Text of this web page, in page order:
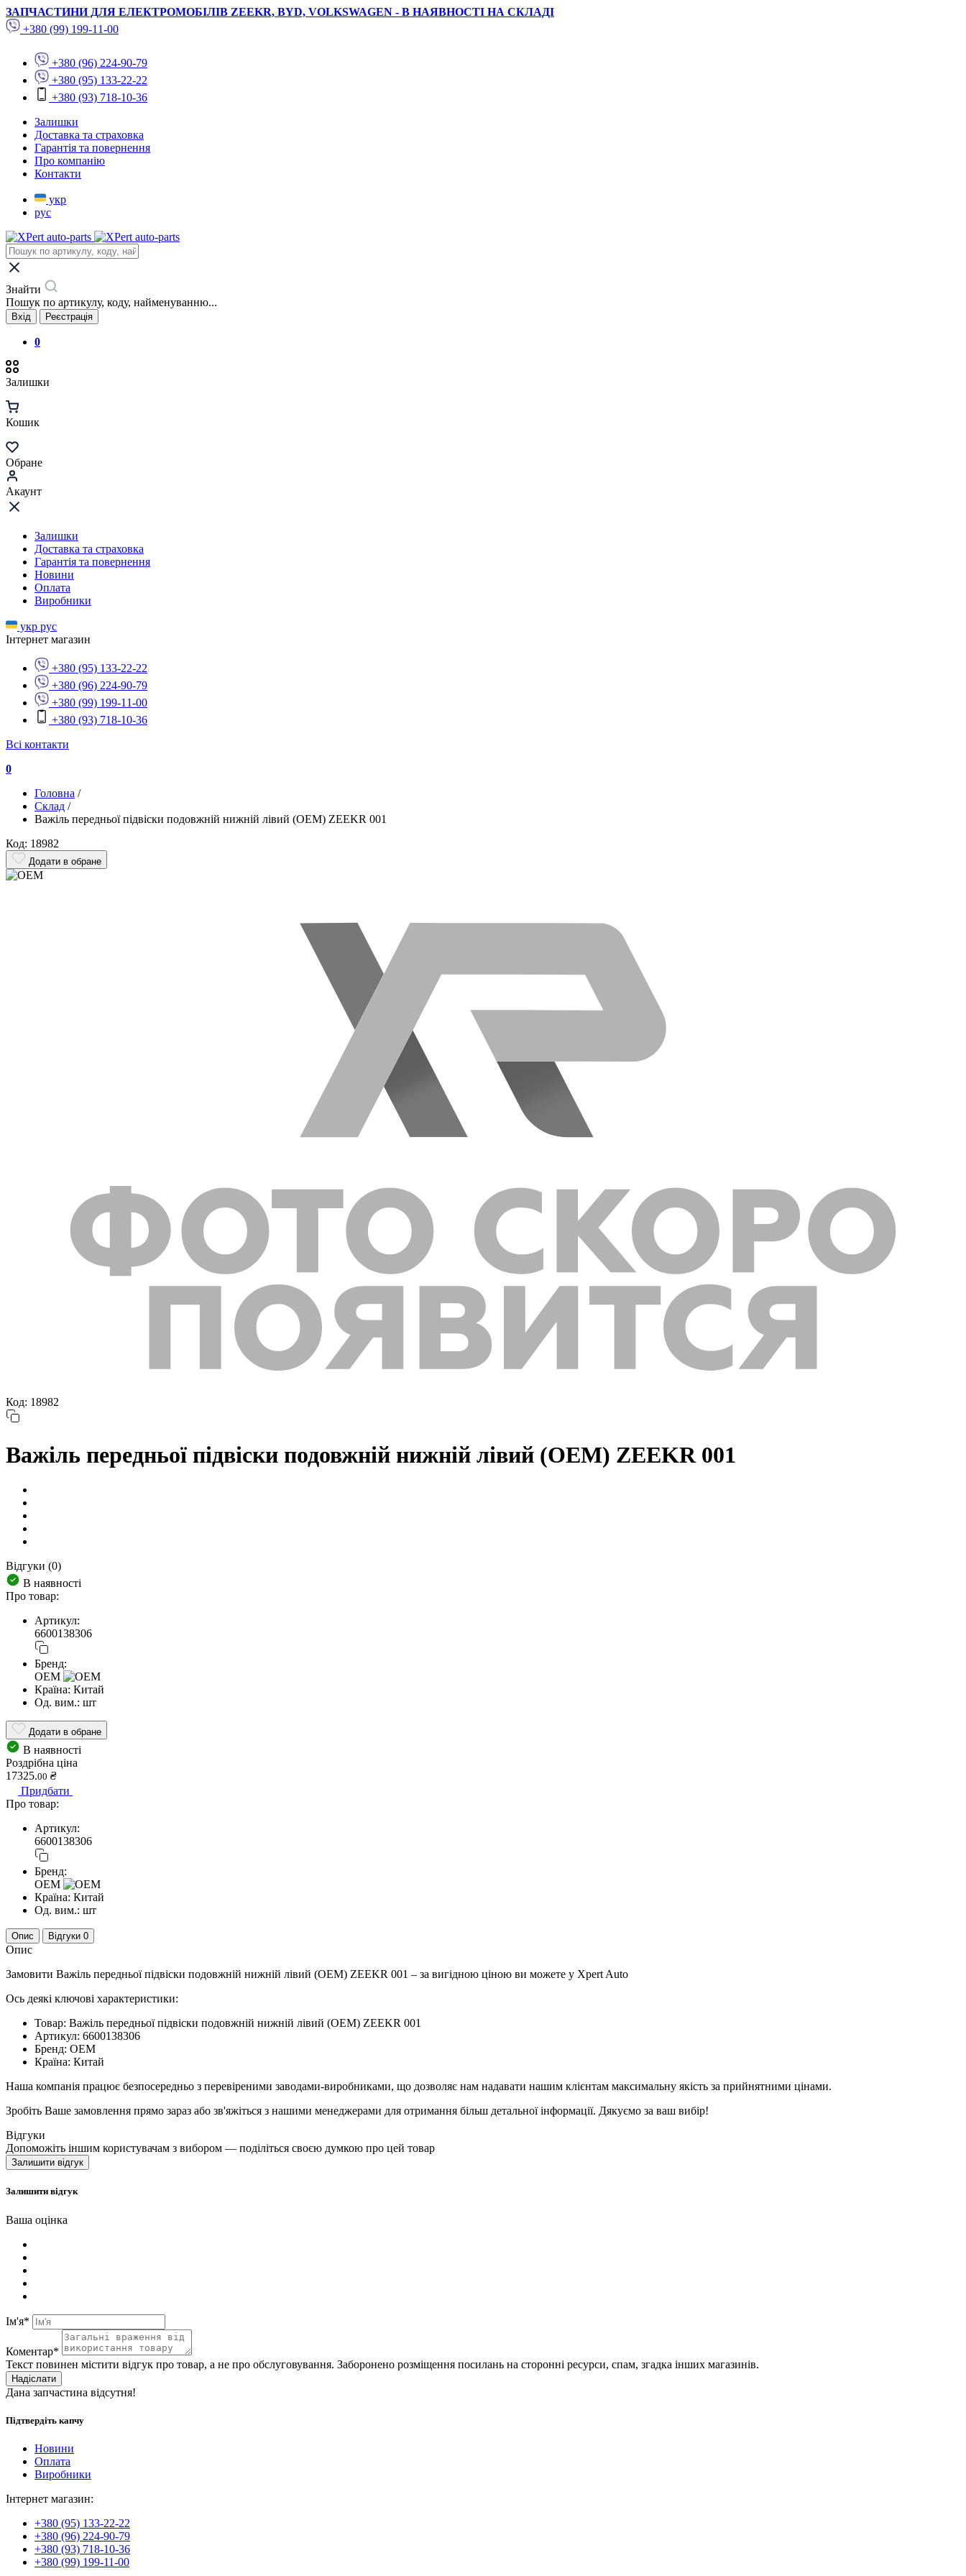
ЗАПЧАСТИНИ ДЛЯ ЕЛЕКТРОМОБІЛІВ ZEEKR, BYD, VOLKSWAGEN - В НАЯВНОСТІ НА СКЛАДІ
+380 (99) 199-11-00
+380 (96) 224-90-79
+380 (95) 133-22-22
+380 (93) 718-10-36
Залишки
Доставка та страховка
Гарантія та повернення
Про компанію
Контакти
укр
рус
Знайти
Пошук по артикулу, коду, найменуванню...
Вхід Реєстрація
0
Залишки
Кошик
Обране
Акаунт
Залишки
Доставка та страховка
Гарантія та повернення
Новини
Оплата
Виробники
укр рус
Інтернет магазин
+380 (95) 133-22-22
+380 (96) 224-90-79
+380 (99) 199-11-00
+380 (93) 718-10-36
Всі контакти
0
Головна /
Склад /
Важіль передньої підвіски подовжній нижній лівий (OEM) ZEEKR 001
Код: 18982
Додати в обране
Код: 18982
Важіль передньої підвіски подовжній нижній лівий (OEM) ZEEKR 001
Відгуки (0)
В наявності
Про товар:
Артикул:
6600138306
Бренд:
OEM
Країна: Китай
Од. вим.: шт
Додати в обране
В наявності
Роздрібна ціна
17325.00 ₴
Придбати
Про товар:
Артикул:
6600138306
Бренд:
OEM
Країна: Китай
Од. вим.: шт
Опис Відгуки 0
Опис
Замовити Важіль передньої підвіски подовжній нижній лівий (OEM) ZEEKR 001 – за вигідною ціною ви можете у Xpert Auto
Ось деякі ключові характеристики:
Товар: Важіль передньої підвіски подовжній нижній лівий (OEM) ZEEKR 001
Артикул: 6600138306
Бренд: OEM
Країна: Китай
Наша компанія працює безпосередньо з перевіреними заводами-виробниками, що дозволяє нам надавати нашим клієнтам максимальну якість за прийнятними цінами.
Зробіть Ваше замовлення прямо зараз або зв'яжіться з нашими менеджерами для отримання більш детальної інформації. Дякуємо за ваш вибір!
Відгуки
Допоможіть іншим користувачам з вибором — поділіться своєю думкою про цей товар
Залишити відгук
Залишити відгук
Ваша оцінка
Ім'я*
Коментар*
Текст повинен містити відгук про товар, а не про обслуговування. Заборонено розміщення посилань на сторонні ресурси, спам, згадка інших магазинів.
Надіслати
Дана запчастина відсутня!
Підтвердіть капчу
Новини
Оплата
Виробники
Інтернет магазин:
+380 (95) 133-22-22
+380 (96) 224-90-79
+380 (93) 718-10-36
+380 (99) 199-11-00